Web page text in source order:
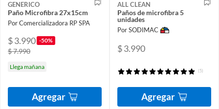
GENERICO
Paño Microfibra 27x15cm
Por Comercializadora RP SPA
$ 3.990 -50%
$ 7.990
Llega mañana
Agregar
ALL CLEAN
Paños de microfibra 5
unidades
Por SODIMAC
$ 3.990
(5)
Agregar